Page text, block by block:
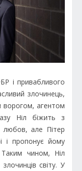
і привабливого
злочинець,
ворогом, агентом
Ніл біжить з
любов, але Пітер
і пропонує йому
Таким чином, Ніл
світу. У